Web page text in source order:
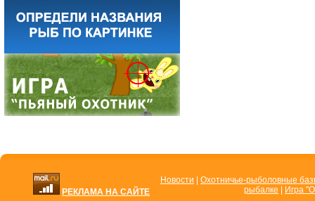
РЕКЛАМА НА САЙТЕ
Новости
Охотничье-рыболовные
рыбалке
Игра